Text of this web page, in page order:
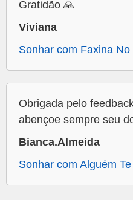
Gratidão 🙏
Viviana
Sonhar com Faxina No
Obrigada pelo
abençoe sempre seu
Bianca.Almeida
Sonhar com Alguém